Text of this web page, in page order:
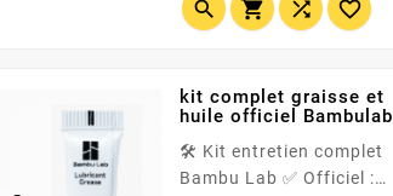
boosté : capot
surfaces propres. 🌡️ 70
   
kit complet graisse et
huile officiel Bambulab
🛠️ Kit entretien complet
Bambu Lab ✅ Officiel :